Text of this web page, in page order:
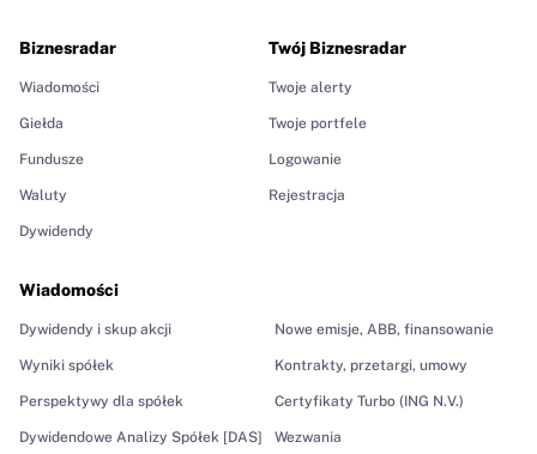
Biznesradar
Wiadomości
Giełda
Fundusze
Waluty
Dywidendy
Wiadomości
Dywidendy i skup akcji
Wyniki spółek
Perspektywy dla spółek
Dywidendowe Analizy Spółek [DAS]
Nowe emisje, ABB, finansowanie
Kontrakty, przetargi, umowy
Certyfikaty Turbo (ING N.V.)
Wezwania
Twój Biznesradar
Twoje alerty
Twoje portfele
Logowanie
Rejestracja